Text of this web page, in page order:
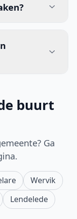
buurt
Ga
Wervik
Lendelede